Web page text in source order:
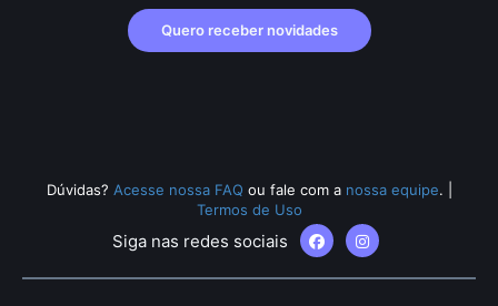
Quero receber novidades
Dúvidas? Acesse nossa FAQ ou fale com a nossa equipe.
Termos de Uso
Siga nas redes sociais